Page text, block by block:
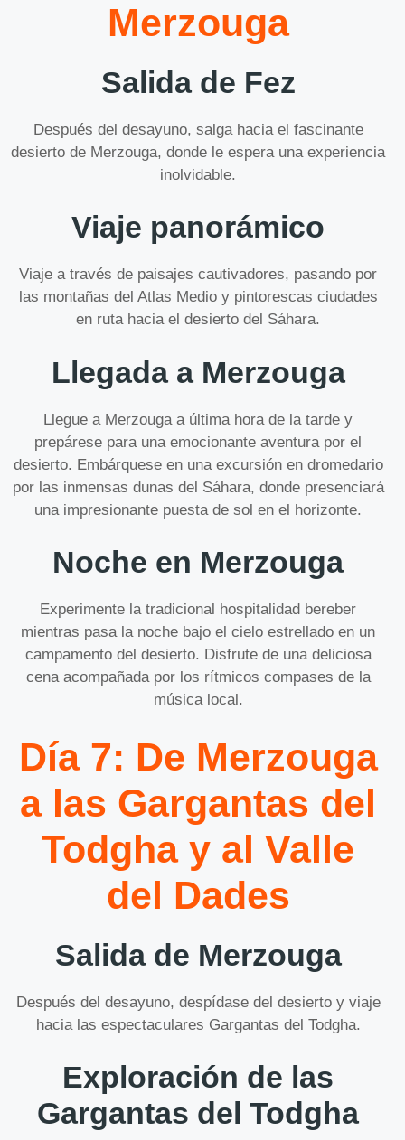
Merzouga
Salida de Fez
Después del desayuno, salga hacia el fascinante
desierto de Merzouga, donde le espera una experiencia
inolvidable.
Viaje panorámico
Viaje a través de paisajes cautivadores, pasando por
las montañas del Atlas Medio y pintorescas ciudades
en ruta hacia el desierto del Sáhara.
Llegada a Merzouga
Llegue a Merzouga a última hora de la tarde y
prepárese para una emocionante aventura por el
desierto. Embárquese en una excursión en dromedario
por las inmensas dunas del Sáhara, donde presenciará
una impresionante puesta de sol en el horizonte.
Noche en Merzouga
Experimente la tradicional hospitalidad bereber
mientras pasa la noche bajo el cielo estrellado en un
campamento del desierto. Disfrute de una deliciosa
cena acompañada por los rítmicos compases de la
música local.
Día 7: De Merzouga
a las Gargantas del
Todgha y al Valle
del Dades
Salida de Merzouga
Después del desayuno, despídase del desierto y viaje
hacia las espectaculares Gargantas del Todgha.
Exploración de las
Gargantas del Todgha